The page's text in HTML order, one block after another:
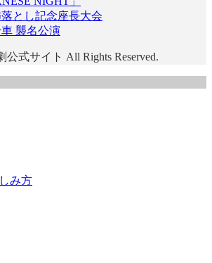
とし記念座長大会
襲名公演
式サイト All Rights Reserved.
み方